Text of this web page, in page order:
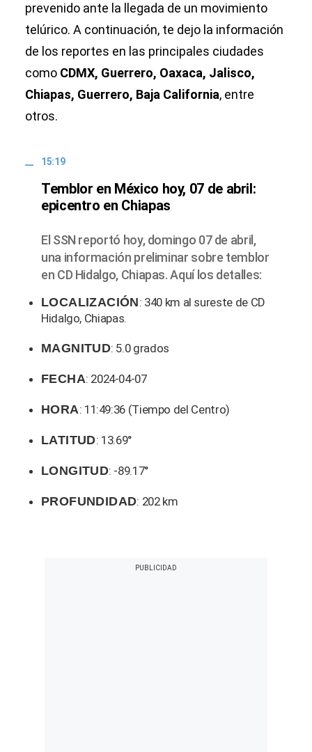
prevenido ante la llegada de un movimiento
telúrico. A continuación, te dejo la información
de los reportes en las principales ciudades
como CDMX, Guerrero, Oaxaca, Jalisco,
Chiapas, Guerrero, Baja California, entre
otros.
15:19
Temblor en México hoy, 07 de abril:
epicentro en Chiapas
El SSN reportó hoy, domingo 07 de abril,
una información preliminar sobre temblor
en CD Hidalgo, Chiapas. Aquí los detalles:
LOCALIZACIÓN: 340 km al sureste de CD
Hidalgo, Chiapas.
MAGNITUD: 5.0 grados
FECHA: 2024-04-07
HORA: 11:49:36 (Tiempo del Centro)
LATITUD: 13.69°
LONGITUD: -89.17°
PROFUNDIDAD: 202 km